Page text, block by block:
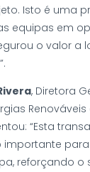
Isto é uma
equipas em
o valor a
, Diretora
Renováveis
“Esta
importante
reforçando o